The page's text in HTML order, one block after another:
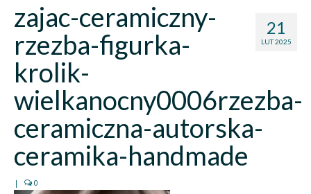
Sklep
Kim jesteśmy?
Kontakt
21
LUT 2025
zajac-ceramiczny-
rzezba-figurka-
krolik-
wielkanocny0006rzezba-
ceramiczna-autorska-
ceramika-handmade
| 0